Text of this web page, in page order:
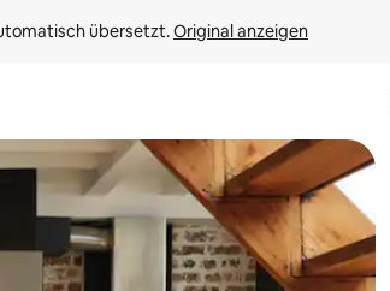
übersetzt. Original anzeigen